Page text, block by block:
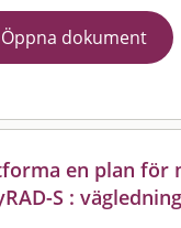
Öppna dokument
en plan för
S : vägledning